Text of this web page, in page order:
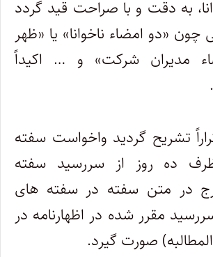
به دقت و با صراحت قید گردد
چون «دو امضاء ناخوانا» یا «ظهر
مدیران شرکت» و … اکیداً
تشریح گردید واخواست سفته
ده روز از سررسید سفته
در متن سفته در سفته های
مقرر شده در اظهارنامه در
صورت گیرد.